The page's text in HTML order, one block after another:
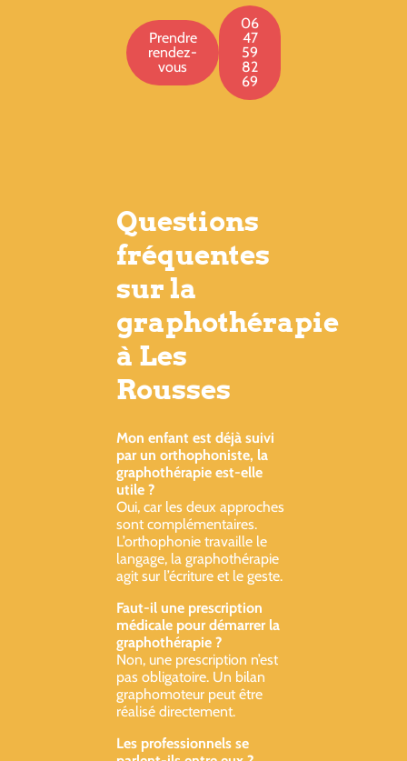
Prendre
rendez-
vous
06
47
59
82
69
Questions
fréquentes
sur la
graphothérapie
à Les
Rousses
Mon enfant est déjà suivi
par un orthophoniste, la
graphothérapie est-elle
utile ?
Oui, car les deux approches
sont complémentaires.
L’orthophonie travaille le
langage, la graphothérapie
agit sur l’écriture et le geste.
Faut-il une prescription
médicale pour démarrer la
graphothérapie ?
Non, une prescription n’est
pas obligatoire. Un bilan
graphomoteur peut être
réalisé directement.
Les professionnels se